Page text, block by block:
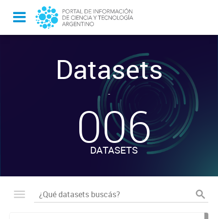
Datasets
-
006
DATASETS